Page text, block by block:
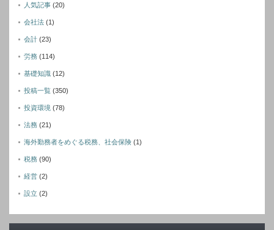
人気記事 (20)
会社法 (1)
会計 (23)
労務 (114)
基礎知識 (12)
投稿一覧 (350)
投資環境 (78)
法務 (21)
海外勤務者をめぐる税務、社会保険 (1)
税務 (90)
経営 (2)
設立 (2)